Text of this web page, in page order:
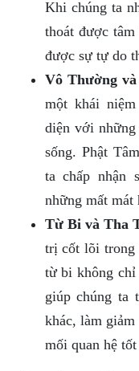
Khi chúng ta
thoát được
được sự tự do
Vô Thường
một khái
diện với
sống. Phật
ta chấp nhận
những mất mát
Từ Bi và Tha
trị cốt lõi trong
từ bi không chỉ
giúp chúng ta
khác, làm
mối quan hệ